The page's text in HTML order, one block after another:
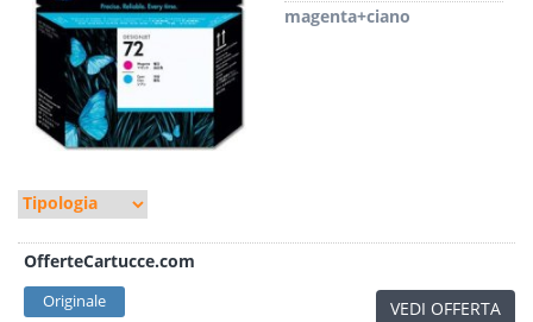
magenta+ciano
OfferteCartucce.com
Originale VEDI OFFERTA